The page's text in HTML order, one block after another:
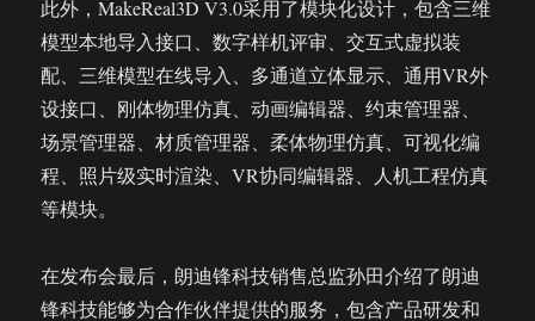
此外，MakeReal3D V3.0采用了模块化设计，包含三维
模型本地导入接口、数字样机评审、交互式虚拟装
配、三维模型在线导入、多通道立体显示、通用VR外
设接口、刚体物理仿真、动画编辑器、约束管理器、
场景管理器、材质管理器、柔体物理仿真、可视化编
程、照片级实时渲染、VR协同编辑器、人机工程仿真
等模块。
在发布会最后，朗迪锋科技销售总监孙田介绍了朗迪
锋科技能够为合作伙伴提供的服务，包含产品研发和